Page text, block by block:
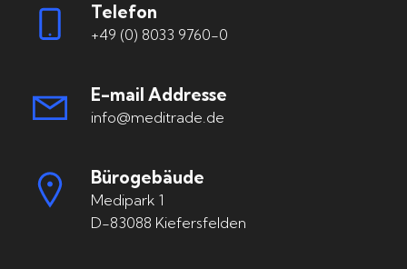
Telefon
+49 (0) 8033 9760-0
E-mail Addresse
info@meditrade.de
Bürogebäude
Medipark 1
D-83088 Kiefersfelden